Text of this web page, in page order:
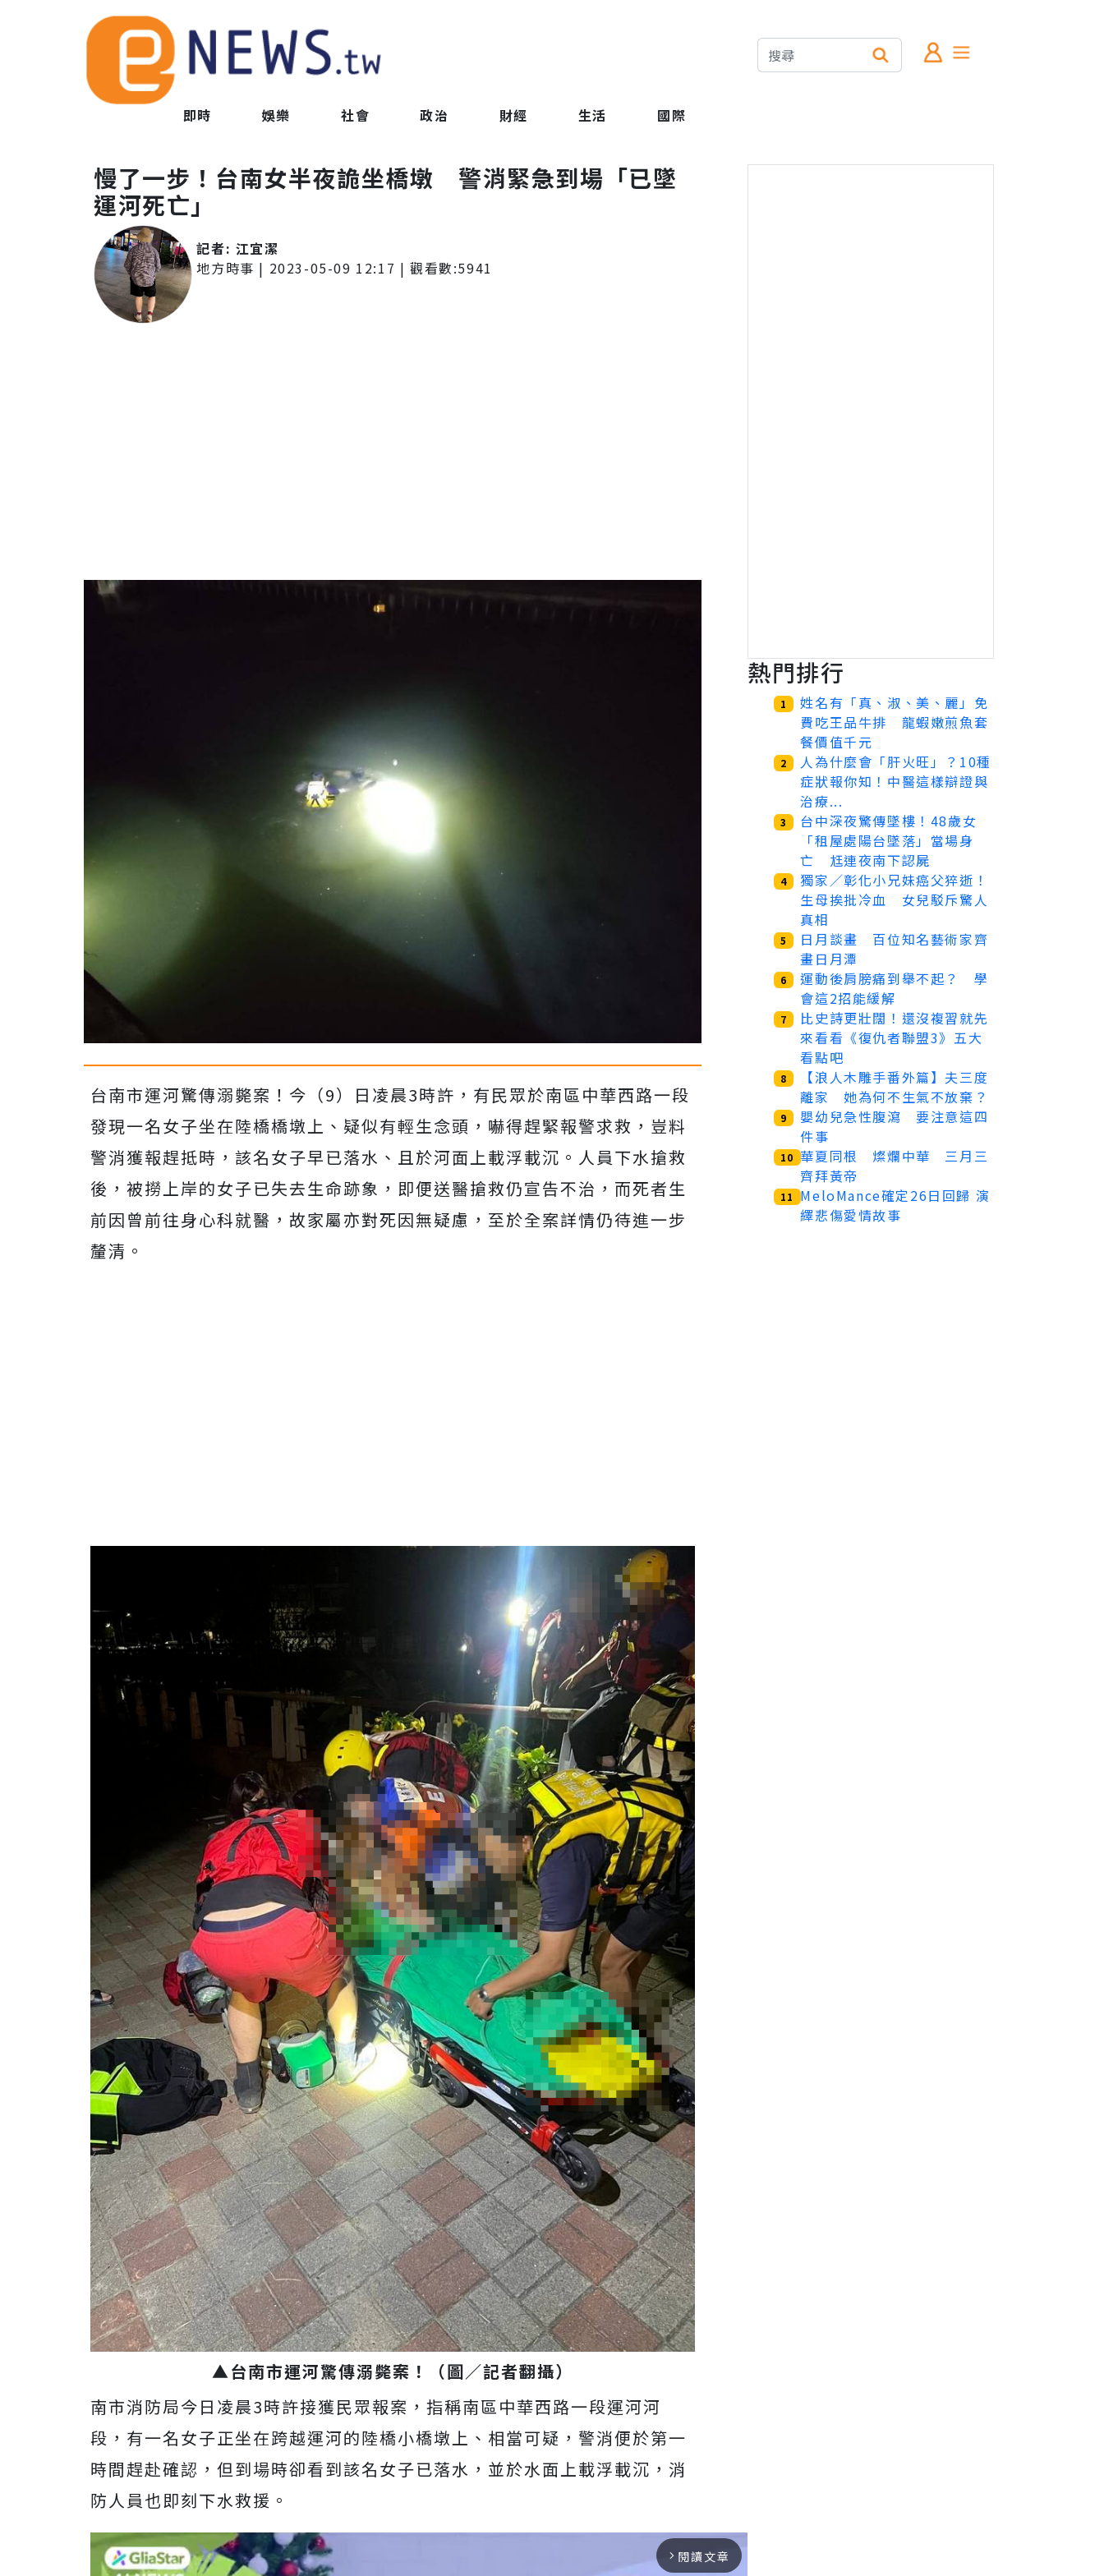
即時 娛樂 社會 政治 財經 生活 國際
慢了一步！台南女半夜詭坐橋墩 警消緊急到場「已墜
運河死亡」
記者: 江宜潔
地方時事 | 2023-05-09 12:17 | 觀看數:5941
台南市運河驚傳溺斃案！今（9）日凌晨3時許，有民眾於南區中華西路一段
發現一名女子坐在陸橋橋墩上、疑似有輕生念頭，嚇得趕緊報警求救，豈料
警消獲報趕抵時，該名女子早已落水、且於河面上載浮載沉。人員下水搶救
後，被撈上岸的女子已失去生命跡象，即便送醫搶救仍宣告不治，而死者生
前因曾前往身心科就醫，故家屬亦對死因無疑慮，至於全案詳情仍待進一步
釐清。
▲台南市運河驚傳溺斃案！（圖／記者翻攝）
南市消防局今日凌晨3時許接獲民眾報案，指稱南區中華西路一段運河河
段，有一名女子正坐在跨越運河的陸橋小橋墩上、相當可疑，警消便於第一
時間趕赴確認，但到場時卻看到該名女子已落水，並於水面上載浮載沉，消
防人員也即刻下水救援。
arrow_forward_ios 閱讀文章
熱門排行
1
姓名有「真、淑、美、麗」免
費吃王品牛排 龍蝦嫩煎魚套
餐價值千元
2
人為什麼會「肝火旺」？10種
症狀報你知！中醫這樣辯證與
治療...
3
台中深夜驚傳墜樓！48歲女
「租屋處陽台墜落」當場身
亡 尪連夜南下認屍
4
獨家／彰化小兄妹癌父猝逝！
生母挨批冷血 女兒駁斥驚人
真相
5
日月談畫 百位知名藝術家齊
畫日月潭
6
運動後肩膀痛到舉不起？ 學
會這2招能緩解
7
比史詩更壯闊！還沒複習就先
來看看《復仇者聯盟3》五大
看點吧
8
【浪人木雕手番外篇】夫三度
離家 她為何不生氣不放棄？
9
嬰幼兒急性腹瀉 要注意這四
件事
10 華夏同根 燦爛中華 三月三
齊拜黃帝
11
MeloMance確定26日回歸 演
繹悲傷愛情故事